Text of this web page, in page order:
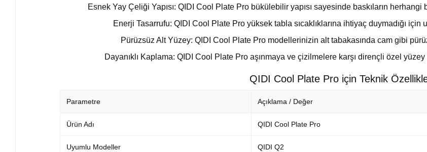
Esnek Yay Çeliği Yapısı: QIDI Cool Plate Pro bükülebilir yapısı sayesinde baskıların
Enerji Tasarrufu: QIDI Cool Plate Pro yüksek tabla sıcaklıklarına ihtiyaç duymadığı
Pürüzsüz Alt Yüzey: QIDI Cool Plate Pro modellerinizin alt tabakasında cam gibi
Dayanıklı Kaplama: QIDI Cool Plate Pro aşınmaya ve çizilmelere karşı dirençli özel
QIDI Cool Plate Pro için Teknik
Parametre Açıklama / Değer
Ürün Adı QIDI Cool Plate Pro
Uyumlu Modeller QIDI Q2